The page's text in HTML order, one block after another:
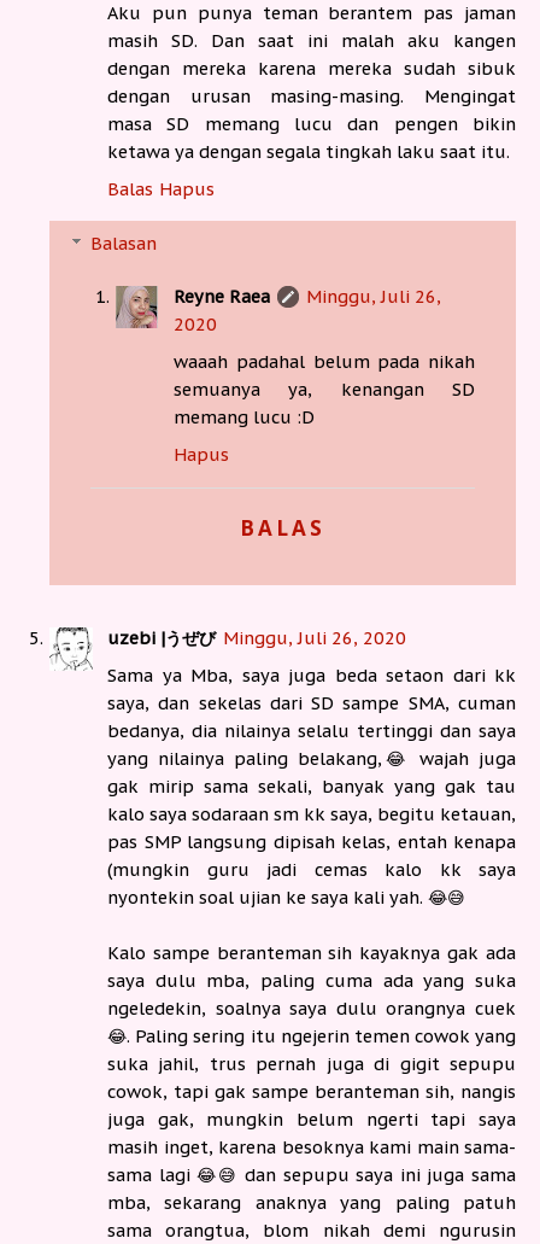
Aku pun punya teman berantem pas jaman
masih SD. Dan saat ini malah aku kangen
dengan mereka karena mereka sudah sibuk
dengan urusan masing-masing. Mengingat
masa SD memang lucu dan pengen bikin
ketawa ya dengan segala tingkah laku saat itu.
Balas Hapus
Balasan
Reyne Raea
Minggu, Juli 26,
2020
waaah padahal belum pada nikah
semuanya ya, kenangan SD
memang lucu :D
Hapus
BALAS
uzebi |うぜび Minggu, Juli 26, 2020
Sama ya Mba, saya juga beda setaon dari kk
saya, dan sekelas dari SD sampe SMA, cuman
bedanya, dia nilainya selalu tertinggi dan saya
yang nilainya paling belakang,😂 wajah juga
gak mirip sama sekali, banyak yang gak tau
kalo saya sodaraan sm kk saya, begitu ketauan,
pas SMP langsung dipisah kelas, entah kenapa
(mungkin guru jadi cemas kalo kk saya
nyontekin soal ujian ke saya kali yah. 😂😅
Kalo sampe beranteman sih kayaknya gak ada
saya dulu mba, paling cuma ada yang suka
ngeledekin, soalnya saya dulu orangnya cuek
😂. Paling sering itu ngejerin temen cowok yang
suka jahil, trus pernah juga di gigit sepupu
cowok, tapi gak sampe beranteman sih, nangis
juga gak, mungkin belum ngerti tapi saya
masih inget, karena besoknya kami main sama-
sama lagi 😂😅 dan sepupu saya ini juga sama
mba, sekarang anaknya yang paling patuh
sama orangtua, blom nikah demi ngurusin